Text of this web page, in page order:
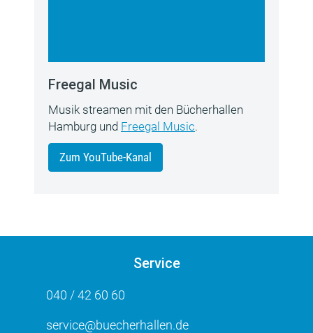
Freegal Music
Musik streamen mit den Bücherhallen
Hamburg und Freegal Music.
Zum YouTube-Kanal
Service
040 / 42 60 60
service@buecherhallen.de